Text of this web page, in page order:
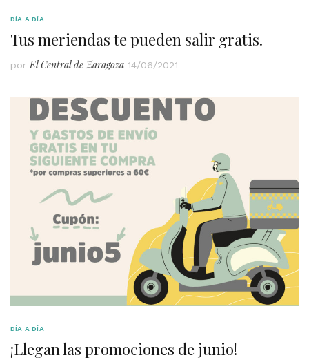
DÍA A DÍA
Tus meriendas te pueden salir gratis.
por El Central de Zaragoza 14/06/2021
DÍA A DÍA
¡Llegan las promociones de junio!